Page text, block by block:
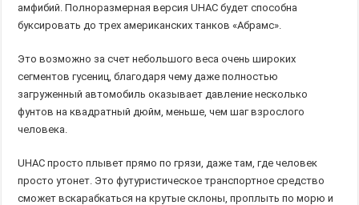
амфибий. Полноразмерная версия UHAC будет способна
буксировать до трех американских танков «Абрамс».
Это возможно за счет небольшого веса очень широких
сегментов гусениц, благодаря чему даже полностью
загруженный автомобиль оказывает давление несколько
фунтов на квадратный дюйм, меньше, чем шаг взрослого
человека.
UHAC просто плывет прямо по грязи, даже там, где человек
просто утонет. Это футуристическое транспортное средство
сможет вскарабкаться на крутые склоны, проплыть по морю и